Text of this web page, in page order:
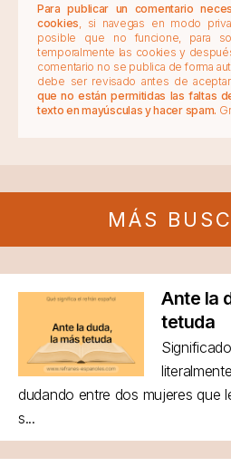
Para publicar un comentario
cookies , si navegas en modo
posible que no funcione, para
temporalmente las cookies y
comentario no se publica de forma
debe ser revisado antes de
que no están permitidas las faltas
texto en mayúsculas y hacer spam.
MÁS
Ante la
tetuda
dudando entre dos mujeres que
s...